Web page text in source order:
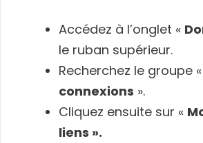
Accédez à l’onglet «
le ruban supérieur.
Recherchez le groupe «
connexions ».
Cliquez ensuite sur «
liens ».